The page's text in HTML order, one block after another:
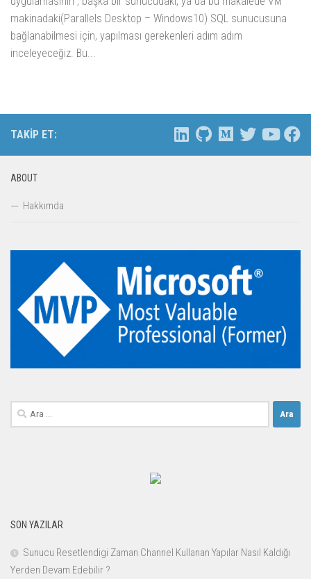
makinadaki(Parallels Desktop – Windows10) SQL sunucusuna
bağlanabilmesi için, yapılması gerekenleri adım adım
inceleyeceğiz. Bu...
TAKIP ET:
ABOUT
Hakkımda
Arama:
SON YAZILAR
Sunucu Resetlendigi Zaman Channel Kullanan Yapılar Nasıl Kaldığı
Yerden Devam Edebilir ?